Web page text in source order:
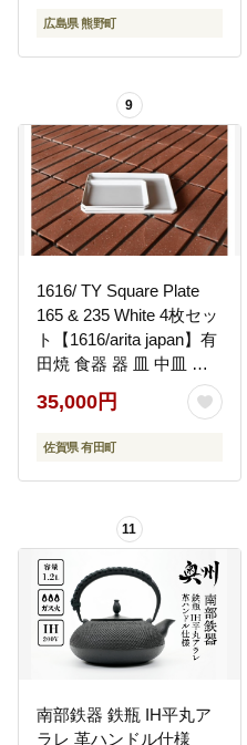
ト ギフト 贈り物】14-87
広島県 熊野町
9
1616/ TY Square Plate
165 & 235 White 4枚セッ
ト【1616/arita japan】有
田焼 食器 器 皿 中皿 角
皿 スクエア プレート ホ
ワイト シンプル eb036
35,000円
佐賀県 有田町
11
南部鉄器 鉄瓶 IH平丸ア
ラレ 革ハンドル仕様